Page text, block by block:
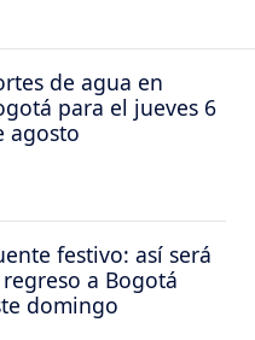
de agua en
para el jueves 6
agosto
festivo: así será
a Bogotá
domingo